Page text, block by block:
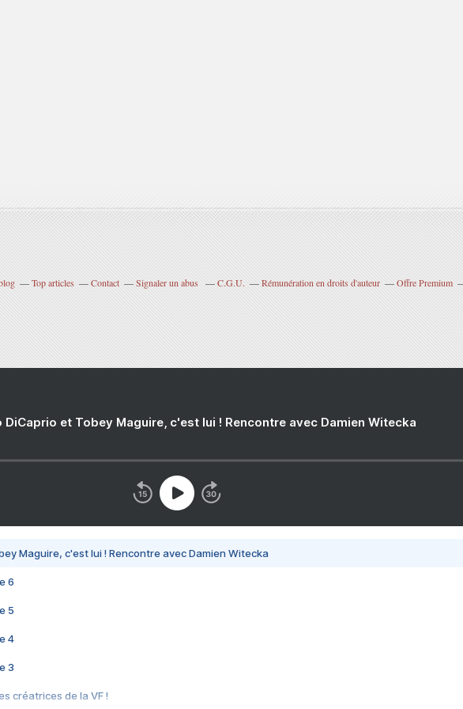
Top articles Contact Signaler un abus C.G.U. Rémunération en droits d'auteur Offre Premium
DiCaprio et Tobey Maguire, c'est lui ! Rencontre avec Damien Witecka
Maguire, c'est lui ! Rencontre avec Damien Witecka
6
5
4
3
créatrices de la VF !